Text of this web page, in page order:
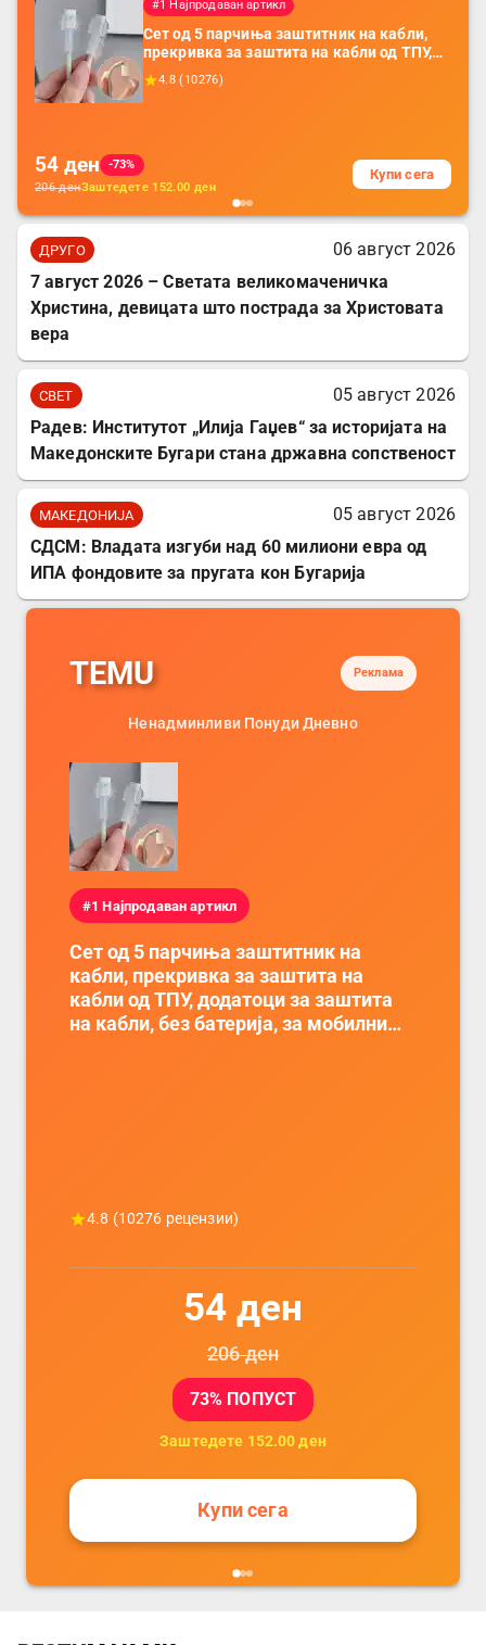
#1 Најпродаван артикл
Сет од 5 парчиња заштитник на кабли,
прекривка за заштита на кабли од ТПУ,
додатоци за заштита на кабли, без
батерија, за мобилни телефони, комплет
4.8 ( 10276)
54 ден
-73%
206денЗаштедете 152.00 ден
Купи сега
ДРУГО
06 август 2026
7 август 2026 – Светата великомаченичка
Христина, девицата што пострада за Христовата
вера
СВЕТ
05 август 2026
Радев: Институтот „Илија Гаџев“ за историјата на
Македонските Бугари стана државна сопственост
МАКЕДОНИЈА
05 август 2026
СДСМ: Владата изгуби над 60 милиони евра од
ИПА фондовите за пругата кон Бугарија
TEMU Реклама
Ненадминливи Понуди Дневно
#1 Најпродаван артикл
Сет од 5 парчиња заштитник на
кабли, прекривка за заштита на
кабли од ТПУ, додатоци за заштита
на кабли, без батерија, за мобилни
4.8 (10276 рецензии)
54 ден
206ден
73% ПОПУСТ
Заштедете 152.00 ден
Купи сега